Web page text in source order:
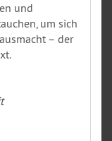
und
um sich
– der